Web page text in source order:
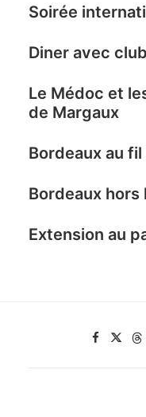
Soirée
Diner avec
Le Médoc et
de Margaux
Bordeaux au fil
Bordeaux hors
Extension au